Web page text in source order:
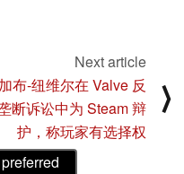
Next article
加布-纽维尔在 Valve 反
断诉讼中为 Steam 辩
护，称玩家有选择权
⟩